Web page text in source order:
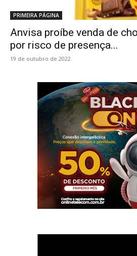
PRIMEIRA PÁGINA
Anvisa proíbe venda de
por risco de presença...
19 de outubro de 2022